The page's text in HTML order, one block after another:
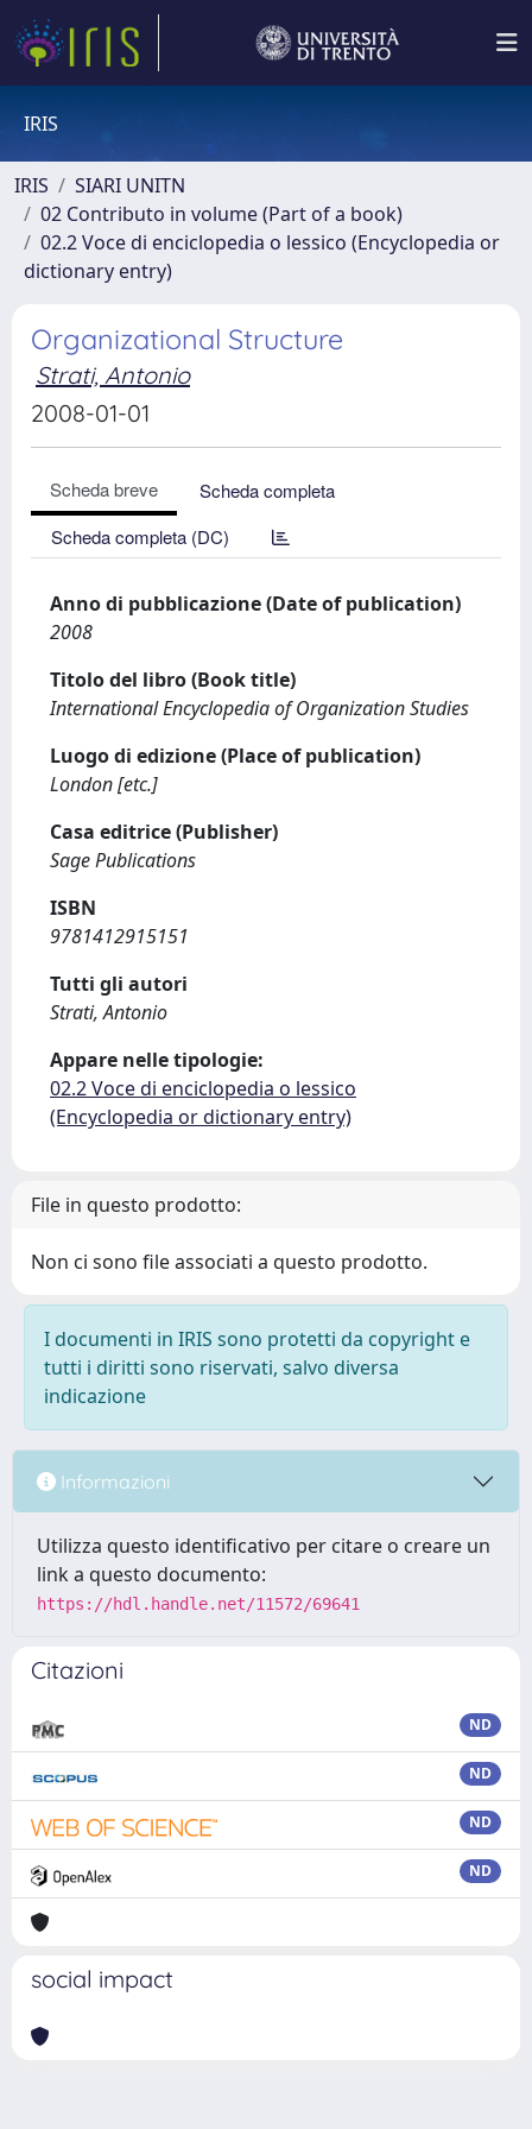
IRIS
IRIS
SIARI UNITN
02 Contributo in volume (Part of a book)
02.2 Voce di enciclopedia o lessico (Encyclopedia or
dictionary entry)
Organizational Structure
Strati, Antonio
2008-01-01
Scheda breve
Scheda completa
Scheda completa (DC)
Anno di pubblicazione (Date of publication)
2008
Titolo del libro (Book title)
International Encyclopedia of Organization Studies
Luogo di edizione (Place of publication)
London [etc.]
Casa editrice (Publisher)
Sage Publications
ISBN
9781412915151
Tutti gli autori
Strati, Antonio
Appare nelle tipologie:
02.2 Voce di enciclopedia o lessico
(Encyclopedia or dictionary entry)
File in questo prodotto:
Non ci sono file associati a questo prodotto.
I documenti in IRIS sono protetti da copyright e
tutti i diritti sono riservati, salvo diversa
indicazione
Informazioni
Utilizza questo identificativo per citare o creare un
link a questo documento:
https://hdl.handle.net/11572/69641
Citazioni
ND
ND
ND
ND
social impact